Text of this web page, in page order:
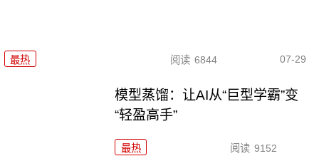
最热 阅读 6844 07-29
模型蒸馏：让AI从“巨型学霸”变
“轻盈高手”
最热 阅读 9152